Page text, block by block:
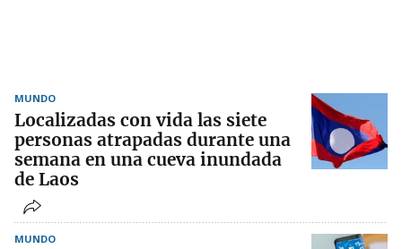
MUNDO
Localizadas con vida las siete
personas atrapadas durante una
semana en una cueva inundada
de Laos
MUNDO